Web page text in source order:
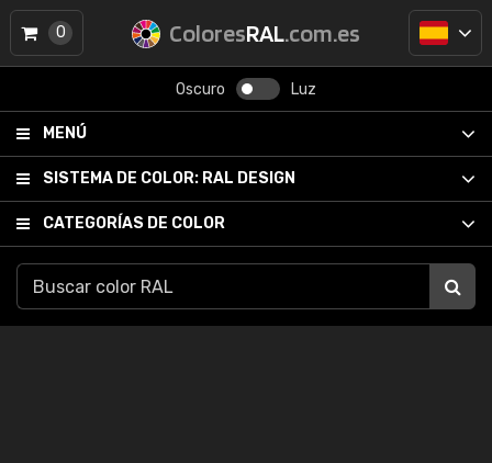
ColoresRAL.com.es
Oscuro Luz
MENÚ
SISTEMA DE COLOR: RAL DESIGN
CATEGORÍAS DE COLOR
0